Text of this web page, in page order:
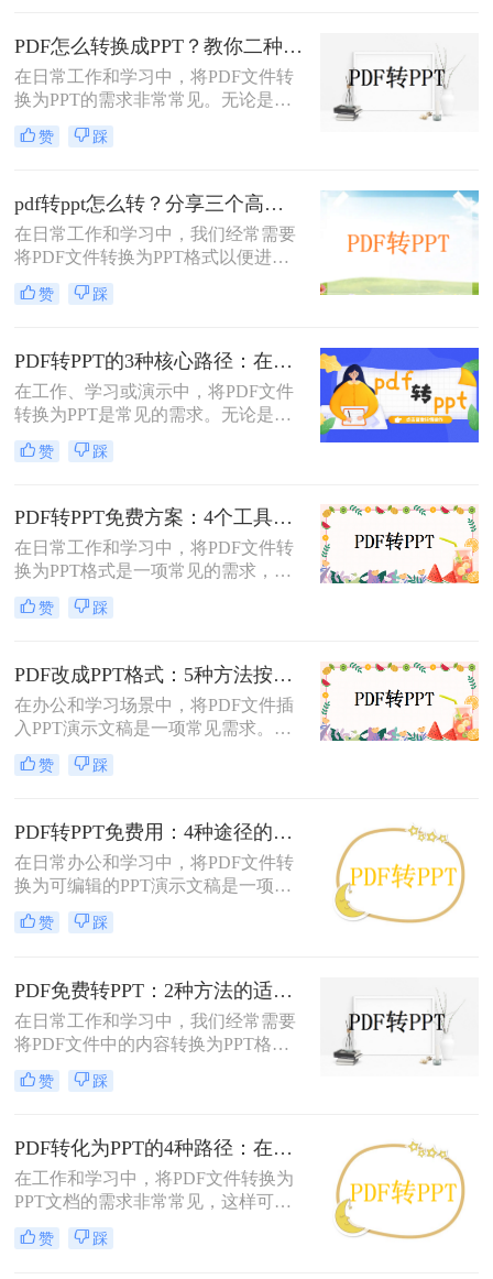
式，以便进行编辑、修改或展示。那
么pdf怎么转ppt呢？本文将介绍三种
将PDF转换为PPT的方法：使用专业
的PDF转PPT软件、利用在线转换工
具，以及手动复制粘贴内容。
PDF怎么转换成PPT？教你二种转换方法！
在日常工作和学习中，将PDF文件转
换为PPT的需求非常常见。无论是为
了方便展示、编辑还是进一步处理，
掌握几种高效的PDF转PPT方法都是
PPT呢？本文将详细介绍两种常见的
PDF转PPT方法，帮助用户轻松完成
文件格式转换。
赞 踩
pdf转ppt怎么转？分享三个高效转换方法！
在日常工作和学习中，我们经常需要
将PDF文件转换为PPT格式以便进行
演示或编辑。那么pdf转ppt怎么转
呢？以下将介绍三种常用的pdf转ppt
转换。
赞 踩
PDF转PPT的3种核心路径：在线、软件和PPT自带的适用范围！
在工作、学习或演示中，将PDF文件
转换为PPT是常见的需求。无论是整
合报告、课件，还是优化文档展示，
都需要一种高效且保留原格式的方
是几种常用方法的详细解析，帮助你
快速上手。
赞 踩
PDF转PPT免费方案：4个工具的文件限制和输出质量对比！
在日常工作和学习中，将PDF文件转
换为PPT格式是一项常见的需求，以
便更好地进行演示和分享。虽然市面
上有许多专业的转换软件和服务，但
费。那么pdf如何免费转换ppt呢？以
下将介绍四种免费将PDF转换为PPT
的方法，帮助用户轻松实现格式转
换。
赞 踩
PDF改成PPT格式：5种方法按页面复杂度选择！
在办公和学习场景中，将PDF文件插
入PPT演示文稿是一项常见需求。无
论是展示报告、图表，还是分享文档
内容，合理选择插入方法能显著提升
改成PPT呢？以下是五种常用方法的
详细说明，帮助您根据需求高效完成
文档整合。
赞 踩
PDF转PPT免费用：4种途径的转换精度和排版保留能力对比！
在日常办公和学习中，将PDF文件转
换为可编辑的PPT演示文稿是一项高
频需求。无论是需要修改过时的课
件、提取报告中的数据制作新方案，
速且免费地完成格式转换都能极大提
升工作效率。那么如何免费把pdf转成
PPT呢？
赞 踩
PDF免费转PPT：2种方法的适用场景和操作差异！
在日常工作和学习中，我们经常需要
将PDF文件中的内容转换为PPT格
式，以便于演示和分享。那么PDF如
何转化为PPT免费呢？以下是两种免
PPT的转换。
赞 踩
PDF转化为PPT的4种路径：在线、客户端、插件和手动各有什么区别！
在工作和学习中，将PDF文件转换为
PPT文档的需求非常常见，这样可以
方便地进行演示和分享。那么pdf如何
转化为ppt呢？本文将介绍四种常见的
赞 踩